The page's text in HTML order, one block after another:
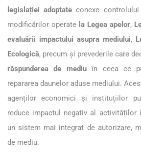
legislației adoptate conexe controlului
modificărilor operate la Legea apelor,
evaluării impactului asupra mediului,
Ecologică, precum și prevederile care
răspunderea de mediuîn ceea ce
repararea daunelor aduse mediului.
agenților economici și instituțiilor
reduce impactul negativ al activităților
un sistem mai integrat de autorizare,
de mediu.